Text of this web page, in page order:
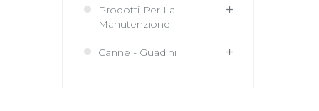
Prodotti Per La
Manutenzione
Canne - Guadini